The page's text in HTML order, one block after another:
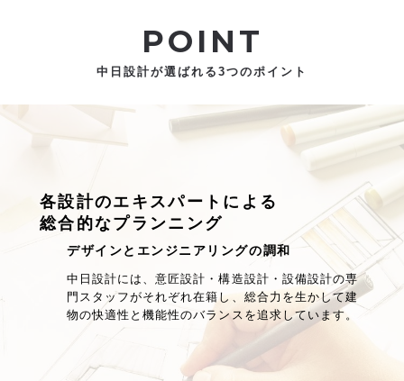
POINT
中日設計が選ばれる3つのポイント
各設計のエキスパートによる
総合的なプランニング
デザインとエンジニアリングの調和
中日設計には、意匠設計・構造設計・設備設計の専
門スタッフがそれぞれ在籍し、総合力を生かして建
物の快適性と機能性のバランスを追求しています。